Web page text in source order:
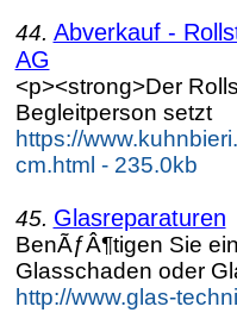
44. Abverkauf -
AG
<p><strong>Der
Begleitperson setzt
https://
cm.html - 235.0kb
45. Glasreparaturen
BenÃƒÂ¶tigen Sie
Glasschaden oder
http://www.glas-